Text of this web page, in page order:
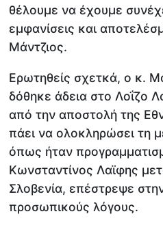
θέλουμε να έχουμε
εμφανίσεις και
Μάντζιος.
Ερωτηθείς σχετκά, ο κ.
δόθηκε άδεια στο Λοΐζο
από την αποστολή της
πάει να ολοκληρώσει τη
όπως ήταν
Κωνσταντίνος Λαϊφης
Σλοβενία, επέστρεψε
προσωπικούς λόγους.